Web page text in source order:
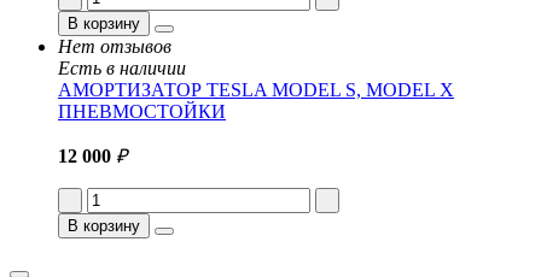
В корзину
Нет отзывов
Есть в наличии
АМОРТИЗАТОР TESLA MODEL S, MODEL X
ПНЕВМОСТОЙКИ
12 000 ₽
В корзину